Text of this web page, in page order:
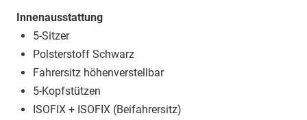
Innenausstattung
5-Sitzer
Polsterstoff Schwarz
Fahrersitz höhenverstellbar
5-Kopfstützen
ISOFIX + ISOFIX (Beifahrersitz)